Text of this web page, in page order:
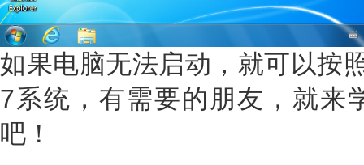
如果电脑无法启动，就可以按
7系统，有需要的朋友，就来
吧！